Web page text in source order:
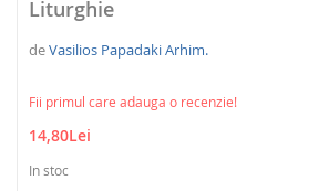
Liturghie
deVasilios Papadaki Arhim.
Fii primul care adauga o recenzie!
14,80Lei
In stoc